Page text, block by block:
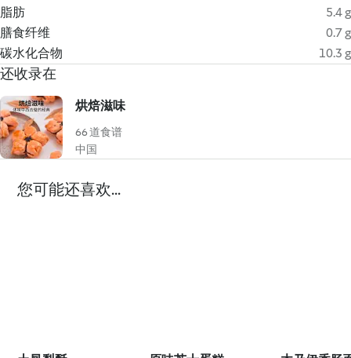
脂肪
5.4 g
膳食纤维
0.7 g
碳水化合物
10.3 g
还收录在
烘焙滋味
66 道食谱
中国
您可能还喜欢...